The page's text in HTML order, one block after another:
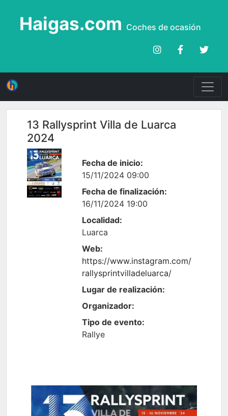
Haigas.com Coches de ocasión
13 Rallysprint Villa de Luarca
2024
Fecha de inicio:
15/11/2024 09:00
Fecha de finalización:
16/11/2024 19:00
Localidad:
Luarca
Web:
https://www.instagram.com/
rallysprintvilladeluarca/
Lugar de realización:
Organizador:
Tipo de evento:
Rallye